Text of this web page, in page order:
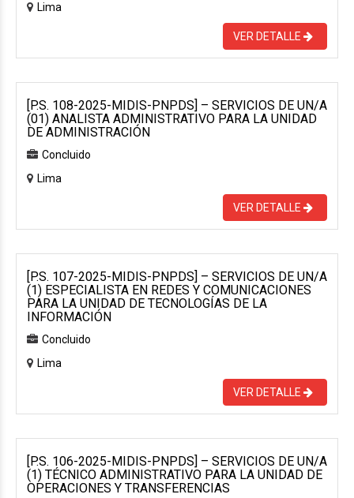
Lima
VER DETALLE
[P.S. 108-2025-MIDIS-PNPDS] – SERVICIOS DE UN/A
(01) ANALISTA ADMINISTRATIVO PARA LA UNIDAD
DE ADMINISTRACIÓN
Concluido
Lima
VER DETALLE
[P.S. 107-2025-MIDIS-PNPDS] – SERVICIOS DE UN/A
(1) ESPECIALISTA EN REDES Y COMUNICACIONES
PARA LA UNIDAD DE TECNOLOGÍAS DE LA
INFORMACIÓN
Concluido
Lima
VER DETALLE
[P.S. 106-2025-MIDIS-PNPDS] – SERVICIOS DE UN/A
(1) TÉCNICO ADMINISTRATIVO PARA LA UNIDAD DE
OPERACIONES Y TRANSFERENCIAS